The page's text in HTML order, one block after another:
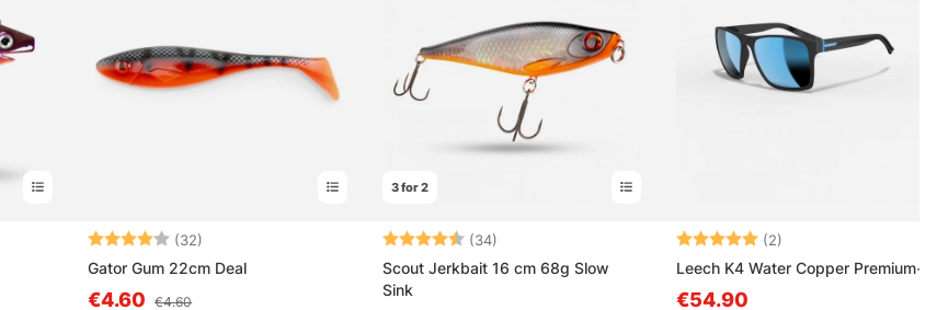
Arvio: (32)
Gator Gum 22cm Deal
€4.60 €4.60
3 for 2
Arvio: (34)
Scout Jerkbait 16 cm 68g Slow
Sink
Arvio: (2)
Leech K4 Water Copper Premium+
€54.90
Voit lukea lisääPrivacy Policy Cookie Policy.